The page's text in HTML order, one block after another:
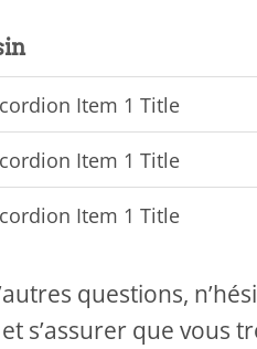
Item 1 Title
Item 1 Title
Item 1 Title
questions,
s’assurer que vous